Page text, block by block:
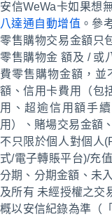
安信WeWa卡如果想
八達通自動增值 。參
零售購物交易金額只
零售購物金 額及 / 或
費零售購物金額，並
額、信用卡費用（包
用、超逾信用額手
用）、賭場交易金額
不只限於個人對個人
式/電子轉賬平台)/充
分期、分期金額、未
及所有 未經授權之交
概以安信紀錄為準（